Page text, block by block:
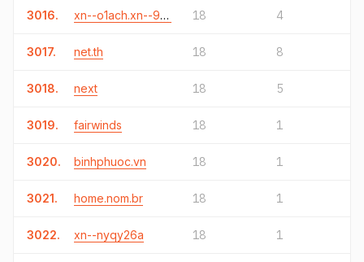
3016. xn--o1ach.xn--90a3ac 18 4
3017. net.th 18 8
3018. next 18 5
3019. fairwinds 18 1
3020. binhphuoc.vn 18 1
3021. home.nom.br 18 1
3022. xn--nyqy26a 18 1